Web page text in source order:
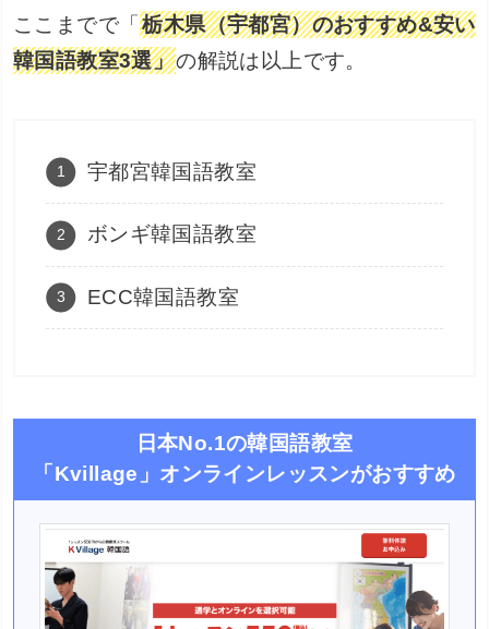
ここまでで「栃木県（宇都宮）のおすすめ&安い
韓国語教室3選」の解説は以上です。
宇都宮韓国語教室
ボンギ韓国語教室
ECC韓国語教室
日本No.1の韓国語教室
「Kvillage」オンラインレッスンがおすすめ